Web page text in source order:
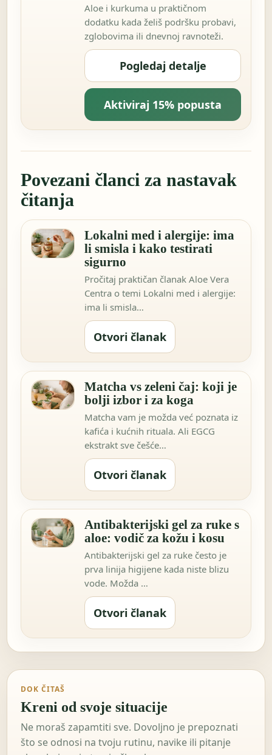
Aloe i kurkuma u praktičnom
dodatku kada želiš podršku probavi,
zglobovima ili dnevnoj ravnoteži.
Pogledaj detalje
Aktiviraj 15% popusta
Povezani članci za nastavak
čitanja
Lokalni med i alergije: ima
li smisla i kako testirati
sigurno
Pročitaj praktičan članak Aloe Vera
Centra o temi Lokalni med i alergije:
ima li smisla…
Otvori članak
Matcha vs zeleni čaj: koji je
bolji izbor i za koga
Matcha vam je možda već poznata iz
kafića i kućnih rituala. Ali EGCG
ekstrakt sve češće…
Otvori članak
Antibakterijski gel za ruke s
aloe: vodič za kožu i kosu
Antibakterijski gel za ruke često je
prva linija higijene kada niste blizu
vode. Možda …
Otvori članak
DOK ČITAŠ
Kreni od svoje situacije
Ne moraš zapamtiti sve. Dovoljno je prepoznati
što se odnosi na tvoju rutinu, navike ili pitanje